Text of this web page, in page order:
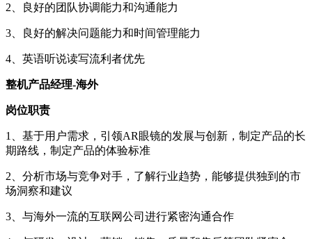
2、良好的团队协调能力和沟通能力
3、良好的解决问题能力和时间管理能力
4、英语听说读写流利者优先
整机产品经理-海外
岗位职责
1、基于用户需求，引领AR眼镜的发展与创新，制定产品的长
期路线，制定产品的体验标准
2、分析市场与竞争对手，了解行业趋势，能够提供独到的市
场洞察和建议
3、与海外一流的互联网公司进行紧密沟通合作